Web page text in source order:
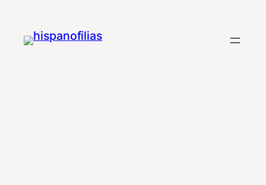
contenido